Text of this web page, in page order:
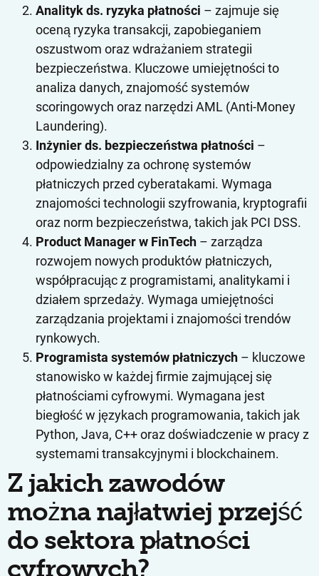
Analityk ds. ryzyka płatności – zajmuje się
oceną ryzyka transakcji, zapobieganiem
oszustwom oraz wdrażaniem strategii
bezpieczeństwa. Kluczowe umiejętności to
analiza danych, znajomość systemów
scoringowych oraz narzędzi AML (Anti-Money
Laundering).
Inżynier ds. bezpieczeństwa płatności –
odpowiedzialny za ochronę systemów
płatniczych przed cyberatakami. Wymaga
znajomości technologii szyfrowania, kryptografii
oraz norm bezpieczeństwa, takich jak PCI DSS.
Product Manager w FinTech – zarządza
rozwojem nowych produktów płatniczych,
współpracując z programistami, analitykami i
działem sprzedaży. Wymaga umiejętności
zarządzania projektami i znajomości trendów
rynkowych.
Programista systemów płatniczych – kluczowe
stanowisko w każdej firmie zajmującej się
płatnościami cyfrowymi. Wymagana jest
biegłość w językach programowania, takich jak
Python, Java, C++ oraz doświadczenie w pracy z
systemami transakcyjnymi i blockchainem.
Z jakich zawodów
można najłatwiej przejść
do sektora płatności
cyfrowych?